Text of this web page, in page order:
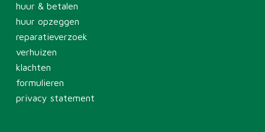
huur & betalen
huur opzeggen
reparatieverzoek
verhuizen
klachten
formulieren
privacy statement